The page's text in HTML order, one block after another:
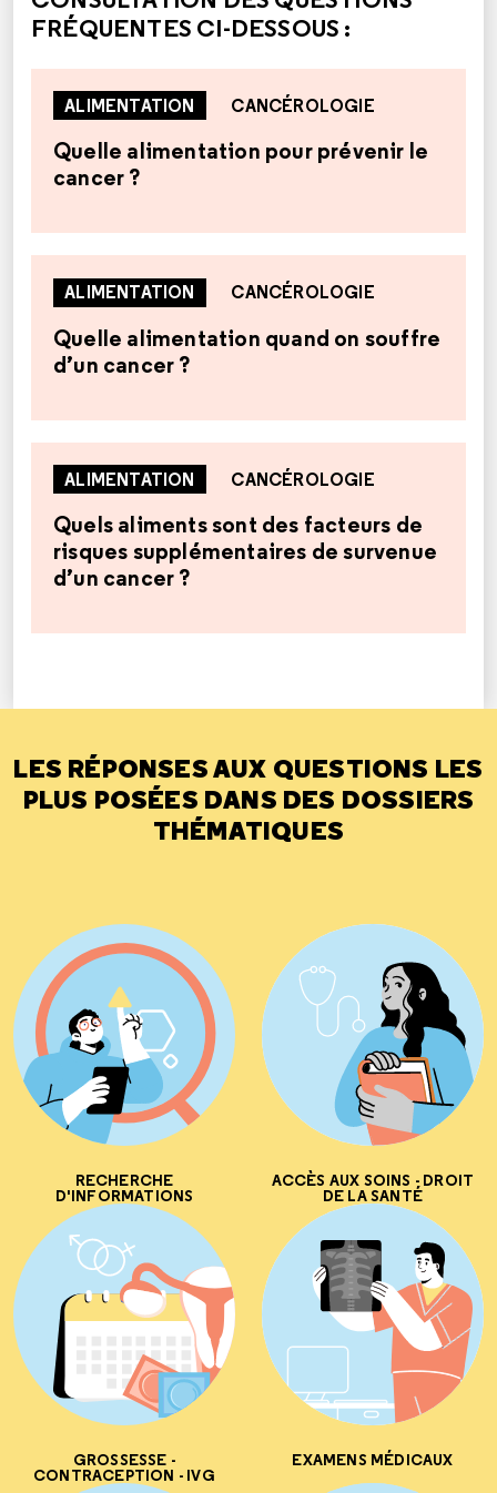
FRÉQUENTES CI-DESSOUS :
ALIMENTATION CANCÉROLOGIE
Quelle alimentation pour prévenir le
cancer ?
ALIMENTATION CANCÉROLOGIE
Quelle alimentation quand on souffre
d’un cancer ?
ALIMENTATION CANCÉROLOGIE
Quels aliments sont des facteurs de
risques supplémentaires de survenue
d’un cancer ?
LES RÉPONSES AUX QUESTIONS LES
PLUS POSÉES DANS DES DOSSIERS
THÉMATIQUES
RECHERCHE
D'INFORMATIONS
ACCÈS AUX SOINS - DROIT
DE LA SANTÉ
GROSSESSE -
CONTRACEPTION - IVG
EXAMENS MÉDICAUX